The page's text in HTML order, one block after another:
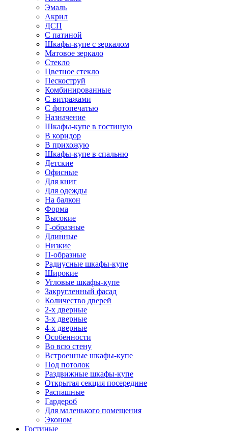
Эмаль
Акрил
ДСП
С патиной
Шкафы-купе с зеркалом
Матовое зеркало
Стекло
Цветное стекло
Пескоструй
Комбинированные
С витражами
С фотопечатью
Назначение
Шкафы-купе в гостиную
В коридор
В прихожую
Шкафы-купе в спальню
Детские
Офисные
Для книг
Для одежды
На балкон
Форма
Высокие
Г-образные
Длинные
Низкие
П-образные
Радиусные шкафы-купе
Широкие
Угловые шкафы-купе
Закругленный фасад
Количество дверей
2-х дверные
3-х дверные
4-х дверные
Особенности
Во всю стену
Встроенные шкафы-купе
Под потолок
Раздвижные шкафы-купе
Открытая секция посередине
Распашные
Гардероб
Для маленького помещения
Эконом
Гостиные